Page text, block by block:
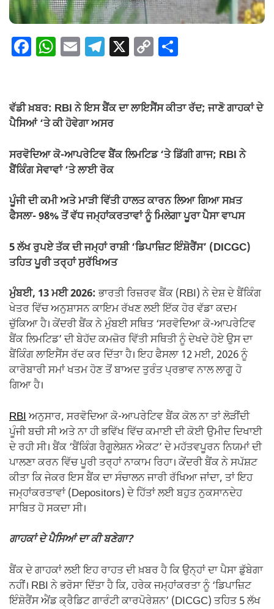
F
e
b
o
o
W
s
A
p
p
E T
gr
a
m
X C
y
n
k
e
ਵੱਡੀ ਖ਼ਬਰ: RBI ਨੇ ਇਸ ਬੈਂਕ ਦਾ ਲਾਇਸੈਂਸ ਕੀਤਾ ਰੱਦ; ਜਾਣੋ ਗਾਹਕਾਂ ਦੇ
ਪੈਸਿਆਂ ‘ਤੇ ਕੀ ਹੋਵੇਗਾ ਅਸਰ
ਸਰਵੋਦਿਆ ਕੋ-ਆਪਰੇਟਿਵ ਬੈਂਕ ਲਿਮਟਿਡ ‘ਤੇ ਡਿੱਗੀ ਗਾਜ; RBI ਨੇ
ਬੈਂਕਿੰਗ ਸੇਵਾਵਾਂ ‘ਤੇ ਲਾਈ ਰੋਕ
ਪੂੰਜੀ ਦੀ ਕਮੀ ਅਤੇ ਮਾੜੀ ਵਿੱਤੀ ਹਾਲਤ ਕਾਰਨ ਲਿਆ ਗਿਆ ਸਖ਼ਤ
ਫੈਸਲਾ- 98% ਤੋਂ ਵੱਧ ਜਮ੍ਹਾਂਕਰਤਾਵਾਂ ਨੂੰ ਮਿਲੇਗਾ ਪੂਰਾ ਪੈਸਾ ਵਾਪਸ
5 ਲੱਖ ਰੁਪਏ ਤੱਕ ਦੀ ਜਮ੍ਹਾਂ ਰਾਸ਼ੀ ‘ਡਿਪਾਜ਼ਿਟ ਇੰਸ਼ੋਰੈਂਸ’ (DICGC)
ਤਹਿਤ ਪੂਰੀ ਤਰ੍ਹਾਂ ਸੁਰੱਖਿਅਤ
ਮੁੰਬਈ, 13 ਮਈ 2026:ਭਾਰਤੀ ਰਿਜ਼ਰਵ ਬੈਂਕ (RBI) ਨੇ ਦੇਸ਼ ਦੇ ਬੈਂਕਿੰਗ
ਖੇਤਰ ਵਿੱਚ ਅਨੁਸ਼ਾਸਨ ਕਾਇਮ ਰੱਖਣ ਲਈ ਇੱਕ ਹੋਰ ਵੱਡਾ ਕਦਮ
ਚੁੱਕਿਆ ਹੈ। ਕੇਂਦਰੀ ਬੈਂਕ ਨੇ ਮੁੰਬਈ ਸਥਿਤ ‘ਸਰਵੋਦਿਆ ਕੋ-ਆਪਰੇਟਿਵ
ਬੈਂਕ ਲਿਮਟਿਡ’ ਦੀ ਬੇਹੱਦ ਕਮਜ਼ੋਰ ਵਿੱਤੀ ਸਥਿਤੀ ਨੂੰ ਦੇਖਦੇ ਹੋਏ ਉਸ ਦਾ
ਬੈਂਕਿੰਗ ਲਾਇਸੈਂਸ ਰੱਦ ਕਰ ਦਿੱਤਾ ਹੈ। ਇਹ ਫੈਸਲਾ 12 ਮਈ, 2026 ਨੂੰ
ਕਾਰੋਬਾਰੀ ਸਮਾਂ ਖਤਮ ਹੋਣ ਤੋਂ ਬਾਅਦ ਤੁਰੰਤ ਪ੍ਰਭਾਵ ਨਾਲ ਲਾਗੂ ਹੋ
ਗਿਆ ਹੈ।
RBIਅਨੁਸਾਰ, ਸਰਵੋਦਿਆ ਕੋ-ਆਪਰੇਟਿਵ ਬੈਂਕ ਕੋਲ ਨਾ ਤਾਂ ਲੋੜੀਂਦੀ
ਪੂੰਜੀ ਬਚੀ ਸੀ ਅਤੇ ਨਾ ਹੀ ਭਵਿੱਖ ਵਿੱਚ ਕਮਾਈ ਦੀ ਕੋਈ ਉਮੀਦ ਦਿਖਾਈ
ਦੇ ਰਹੀ ਸੀ। ਬੈਂਕ ‘ਬੈਂਕਿੰਗ ਰੈਗੂਲੇਸ਼ਨ ਐਕਟ’ ਦੇ ਮਹੱਤਵਪੂਰਨ ਨਿਯਮਾਂ ਦੀ
ਪਾਲਣਾ ਕਰਨ ਵਿੱਚ ਪੂਰੀ ਤਰ੍ਹਾਂ ਨਾਕਾਮ ਰਿਹਾ। ਕੇਂਦਰੀ ਬੈਂਕ ਨੇ ਸਪੱਸ਼ਟ
ਕੀਤਾ ਕਿ ਜੇਕਰ ਇਸ ਬੈਂਕ ਦਾ ਸੰਚਾਲਨ ਜਾਰੀ ਰੱਖਿਆ ਜਾਂਦਾ, ਤਾਂ ਇਹ
ਜਮ੍ਹਾਂਕਰਤਾਵਾਂ (Depositors) ਦੇ ਹਿੱਤਾਂ ਲਈ ਬਹੁਤ ਨੁਕਸਾਨਦੇਹ
ਸਾਬਿਤ ਹੋ ਸਕਦਾ ਸੀ।
ਗਾਹਕਾਂ ਦੇ ਪੈਸਿਆਂ ਦਾ ਕੀ ਬਣੇਗਾ?
ਬੈਂਕ ਦੇ ਗਾਹਕਾਂ ਲਈ ਇਹ ਰਾਹਤ ਦੀ ਖ਼ਬਰ ਹੈ ਕਿ ਉਨ੍ਹਾਂ ਦਾ ਪੈਸਾ ਡੁੱਬੇਗਾ
ਨਹੀਂ। RBI ਨੇ ਭਰੋਸਾ ਦਿੱਤਾ ਹੈ ਕਿ, ਹਰੇਕ ਜਮ੍ਹਾਂਕਰਤਾ ਨੂੰ ‘ਡਿਪਾਜ਼ਿਟ
ਇੰਸ਼ੋਰੈਂਸ ਐਂਡ ਕ੍ਰੈਡਿਟ ਗਾਰੰਟੀ ਕਾਰਪੋਰੇਸ਼ਨ’ (DICGC) ਤਹਿਤ 5 ਲੱਖ